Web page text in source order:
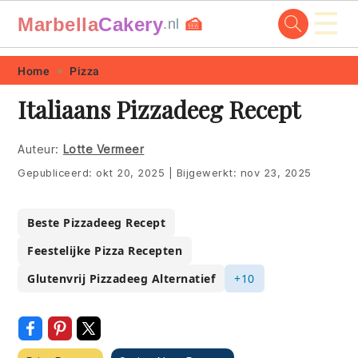
Skip
primary
navigation
Skip
main
content
Skip
primary
sidebar
Skip
footer
MarbellaCakery.nl 🍰 ☰
Home Pizza
Italiaans Pizzadeeg Recept
Auteur: Lotte Vermeer
Gepubliceerd: okt 20, 2025 Bijgewerkt: nov 23, 2025
Beste Pizzadeeg Recept
Feestelijke Pizza Recepten
Glutenvrij Pizzadeeg Alternatief
+10